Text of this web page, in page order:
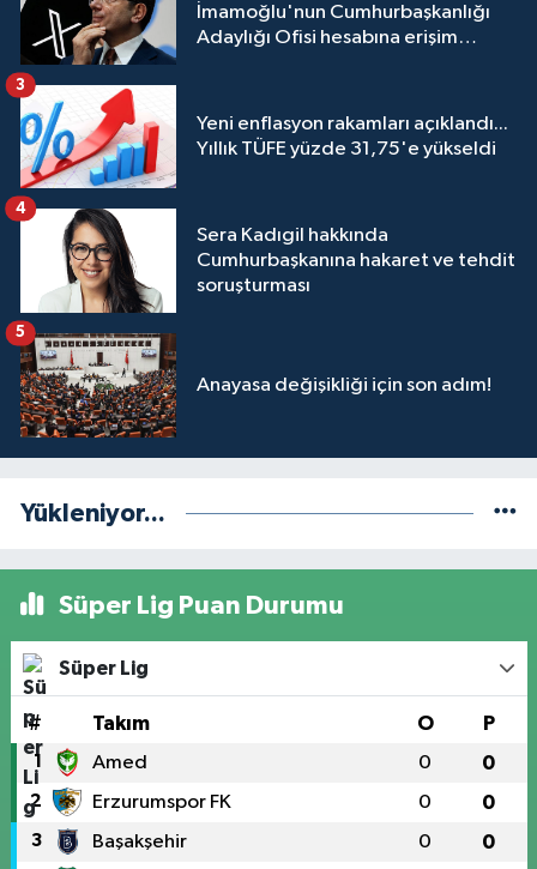
İmamoğlu'nun Cumhurbaşkanlığı
Adaylığı Ofisi hesabına erişim
Yeni enflasyon rakamları açıklandı...
Yıllık TÜFE yüzde 31,75'e yükseldi
3
Sera Kadıgil hakkında
Cumhurbaşkanına hakaret ve tehdit
soruşturması
4
Anayasa değişikliği için son adım!
5
Yükleniyor...
Süper Lig Puan Durumu
Süper Lig
# Takım O P
1 Amed 0 0
2 Erzurumspor FK 0 0
3 Başakşehir 0 0